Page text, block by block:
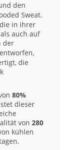
den
Sweat.
in ihrer
auch auf
der
entworfen,
die
80%
dieser
von280
kühlen